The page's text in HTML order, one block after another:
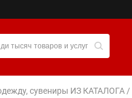
сувениры ИЗ КАТАЛОГА /